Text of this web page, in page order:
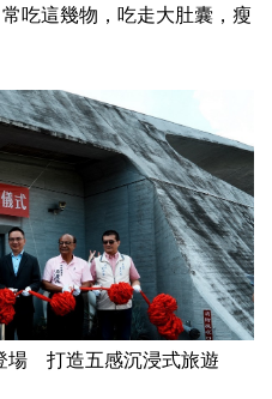
吃這幾物，吃走大肚囊，瘦
場 打造五感沉浸式旅遊